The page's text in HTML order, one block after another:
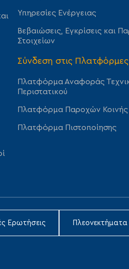
Υπηρεσίες Ενέργειας
Βεβαιώσεις, Εγκρίσεις και
Στοιχείων
Σύνδεση στις Πλατφόρμες
Πλατφόρμα Αναφοράς
Περιστατικού
Πλατφόρμα Παροχών Κοινής
Πλατφόρμα Πιστοποίησης
Ερωτήσεις Πλεονεκτήματα